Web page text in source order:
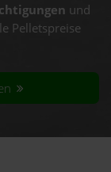
und
Pelletspreise